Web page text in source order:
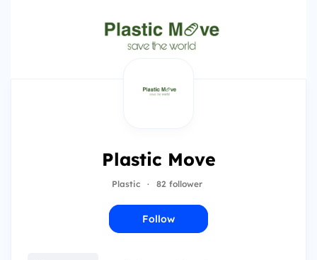
Plastic Move
Plastic · 82 follower
Follow